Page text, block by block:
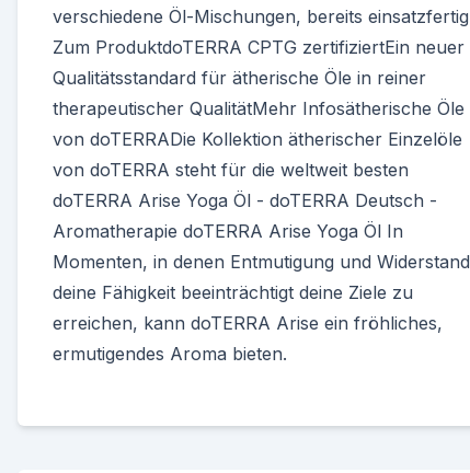
verschiedene Öl-Mischungen, bereits einsatzfertig
Zum ProduktdoTERRA CPTG zertifiziertEin neuer
Qualitätsstandard für ätherische Öle in reiner
therapeutischer QualitätMehr Infosätherische Öle
von doTERRADie Kollektion ätherischer Einzelöle
von doTERRA steht für die weltweit besten
doTERRA Arise Yoga Öl - doTERRA Deutsch -
Aromatherapie doTERRA Arise Yoga Öl In
Momenten, in denen Entmutigung und Widerstand
deine Fähigkeit beeinträchtigt deine Ziele zu
erreichen, kann doTERRA Arise ein fröhliches,
ermutigendes Aroma bieten.